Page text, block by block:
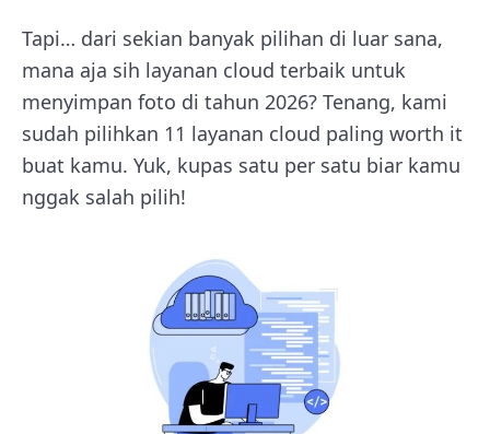
Tapi… dari sekian banyak pilihan di luar sana,
mana aja sih layanan cloud terbaik untuk
menyimpan foto di tahun 2026? Tenang, kami
sudah pilihkan 11 layanan cloud paling worth it
buat kamu. Yuk, kupas satu per satu biar kamu
nggak salah pilih!